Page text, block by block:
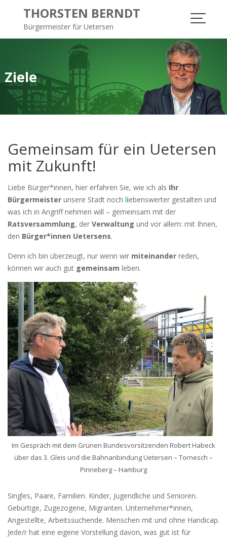
t
THORSTEN BERNDT
Bürgermeister für Uetersen
Ziele
Gemeinsam für ein Uetersen
mit Zukunft!
Liebe Bürger*innen, hier erfahren Sie, wie ich als Ihr
Bürgermeister unsere Stadt noch liebenswerter gestalten und
was ich in Angriff nehmen will – gemeinsam mit der
Ratsversammlung, der Verwaltung und vor allem: mit Ihnen,
den Bürger*innen Uetersens.
Denn ich bin überzeugt, nur wenn wir miteinander reden,
können wir auch gut gemeinsam leben.
Im Gespräch mit dem Grünen Bundesvorsitzenden Robert Habeck
über das 3. Gleis und die Bahnanbindung Uetersen – Tornesch –
Pinneberg – Hamburg
Singles, Paare, Familien. Kinder, Jugendliche und Senioren.
Gebürtige, Zugezogene, Migranten. Unternehmer*innen,
Angestellte, Arbeitssuchende. Menschen mit und ohne Handicap.
Jede/r hat eine eigene Vorstellung davon, was gut ist für